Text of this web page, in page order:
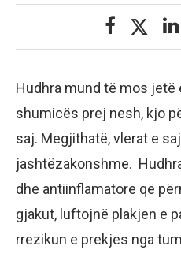
Hudhra mund të mos jetë
shumicës prej nesh, kjo
saj. Megjithatë, vlerat e
jashtëzakonshme.
dhe antiinflamatore që
gjakut, luftojnë plakjen e
rrezikun e prekjes nga